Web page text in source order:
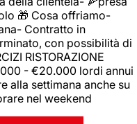
🎁 Cosa offriamo-
Contratto in
con possibilità di
RISTORAZIONE
- €20.000 lordi annui
alla settimana anche su
nel weekend